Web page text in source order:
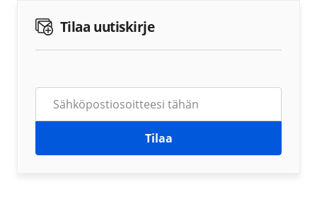
Tilaa uutiskirje
Tilaa